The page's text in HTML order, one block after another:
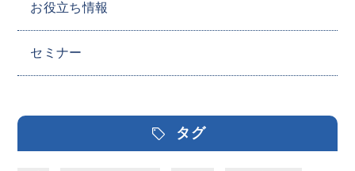
お役立ち情報
セミナー
タグ